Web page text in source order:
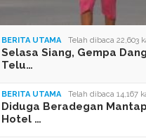
BERITA UTAMA Telah dibaca 22,603
Selasa Siang, Gempa
Telu…
BERITA UTAMA Telah dibaca 14,167
Diduga Beradegan
Hotel …